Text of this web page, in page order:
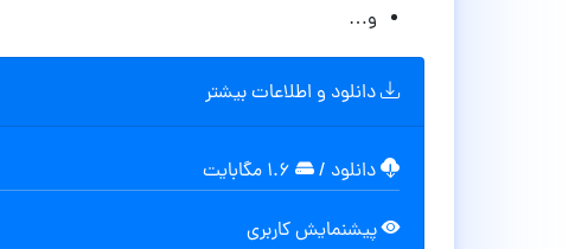
و…
دانلود و اطلاعات بیشتر
دانلود /
پیشنمایش کاربری